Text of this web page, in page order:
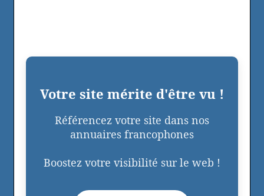
Votre site mérite d'être vu !
Référencez votre site dans nos
annuaires francophones
Boostez votre visibilité sur le web !